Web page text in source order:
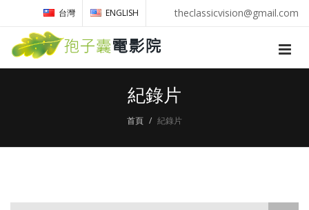
theclassicvision@gmail.com
台灣 ENGLISH
紀錄片
首頁 紀錄片